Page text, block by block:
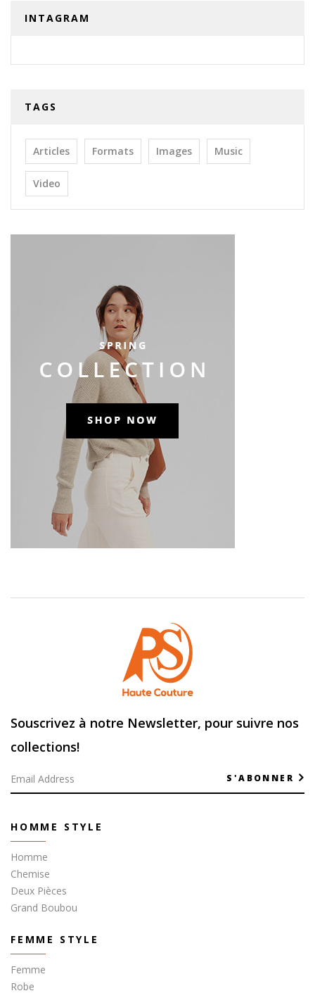
INTAGRAM
TAGS
Articles Formats Images Music
Video
Souscrivez à notre Newsletter, pour suivre nos
collections!
S'ABONNER
HOMME STYLE
Homme
Chemise
Deux Pièces
Grand Boubou
FEMME STYLE
Femme
Robe